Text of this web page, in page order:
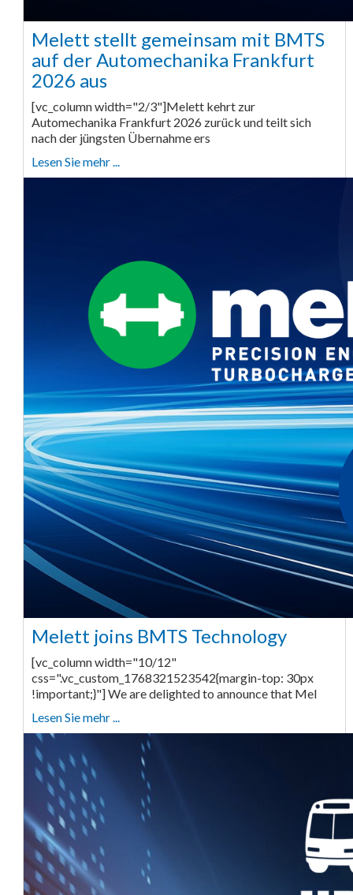
Melett stellt gemeinsam mit BMTS
auf der Automechanika Frankfurt
2026 aus
[vc_column width="2/3"]Melett kehrt zur
Automechanika Frankfurt 2026 zurück und teilt sich
nach der jüngsten Übernahme ers
Lesen Sie mehr ...
Melett joins BMTS Technology
[vc_column width="10/12"
css=".vc_custom_1768321523542{margin-top: 30px
!important;}"] We are delighted to announce that Mel
Lesen Sie mehr ...